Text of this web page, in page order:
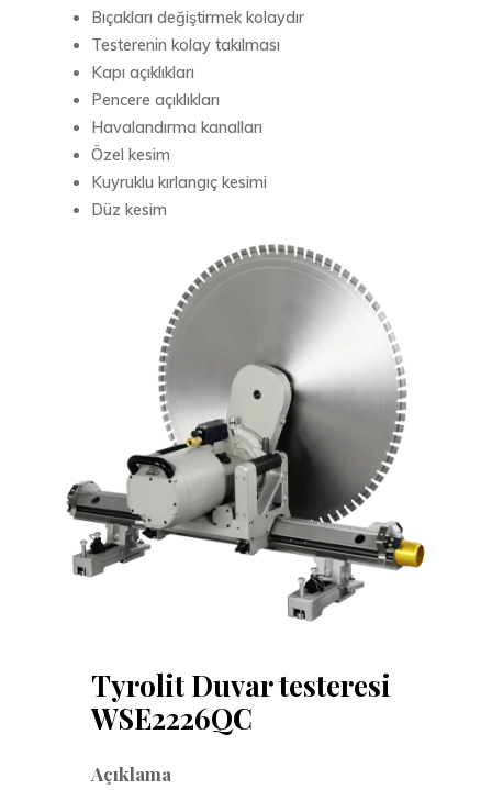
Bıçakları değiştirmek kolaydır
Testerenin kolay takılması
Kapı açıklıkları
Pencere açıklıkları
Havalandırma kanalları
Özel kesim
Kuyruklu kırlangıç ​​kesimi
Düz kesim
Tyrolit Duvar testeresi
WSE2226QC
Açıklama